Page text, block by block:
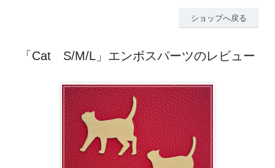
ショップへ戻る
「Cat S/M/L」エンボスパーツのレビュー